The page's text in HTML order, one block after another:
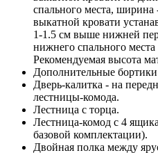
спального места,
выкатной кровати
1-1.5 см выше нижней
нижнего спального
Рекомендуемая высота
Дополнительные
Дверь-калитка - на
лестницы-комода.
Лестница с торца.
Лестница-комод с 4
базовой комплектации).
Двойная полка между